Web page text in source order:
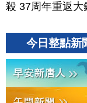
殺 37周年重返大
今日整點新